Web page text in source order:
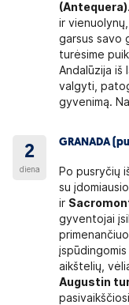
(Antequera)
ir
garsus savo
turėsime
Andalūzija iš
valgyti,
gyvenimą.
2
diena
GRANADA
Po pusryčių
su
ir
gyventojai
aikštelių,
Augustin